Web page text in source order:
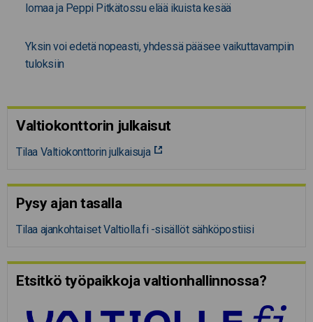
lomaa ja Peppi Pitkätossu elää ikuista kesää
Yksin voi edetä nopeasti, yhdessä pääsee vaikuttavampiin
tuloksiin
Valtiokonttorin julkaisut
Tilaa Valtiokonttorin julkaisuja
Pysy ajan tasalla
Tilaa ajankohtaiset Valtiolla.fi -sisällöt sähköpostiisi
Etsitkö työpaikkoja valtion­hal­lin­nossa?